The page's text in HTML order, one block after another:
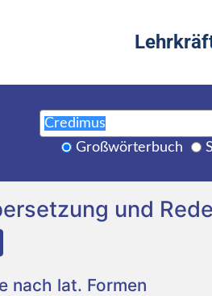
Großwörterbuch
und
nach lat. Formen